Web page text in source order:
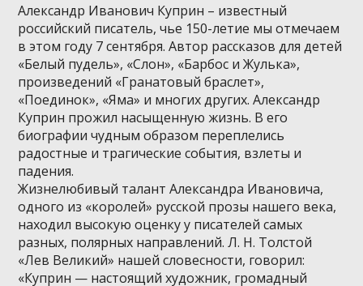
Александр Иванович Куприн – известный
российский писатель, чье 150-летие мы отмечаем
в этом году 7 сентября. Автор рассказов для детей
«Белый пудель», «Слон», «Барбос и Жулька»,
произведений «Гранатовый браслет»,
«Поединок», «Яма» и многих других. Александр
Куприн прожил насыщенную жизнь. В его
биографии чудным образом переплелись
радостные и трагические события, взлеты и
падения.
Жизнелюбивый талант Александра Ивановича,
одного из «королей» русской прозы нашего века,
находил высокую оценку у писателей самых
разных, полярных направлений. Л. Н. Толстой
«Лев Великий» нашей словесности, говорил:
«Куприн — настоящий художник, громадный